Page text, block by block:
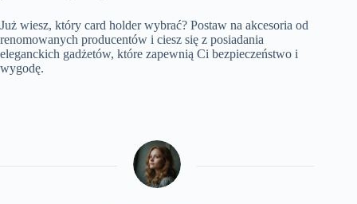
Już wiesz, który card holder wybrać? Postaw na akcesoria od
renomowanych producentów i ciesz się z posiadania
eleganckich gadżetów, które zapewnią Ci bezpieczeństwo i
wygodę.